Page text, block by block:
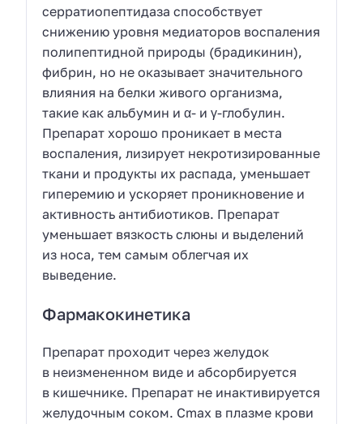
серратиопептидаза способствует
снижению уровня медиаторов воспаления
полипептидной природы (брадикинин),
фибрин, но не оказывает значительного
влияния на белки живого организма,
такие как альбумин и α- и γ-глобулин.
Препарат хорошо проникает в места
воспаления, лизирует некротизированные
ткани и продукты их распада, уменьшает
гиперемию и ускоряет проникновение и
активность антибиотиков. Препарат
уменьшает вязкость слюны и выделений
из носа, тем самым облегчая их
выведение.
Фармакокинетика
Препарат проходит через желудок
в неизмененном виде и абсорбируется
в кишечнике. Препарат не инактивируется
желудочным соком. Cmax в плазме крови